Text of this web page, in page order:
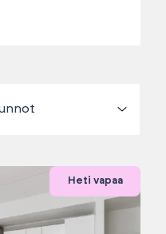
Heti vapaa